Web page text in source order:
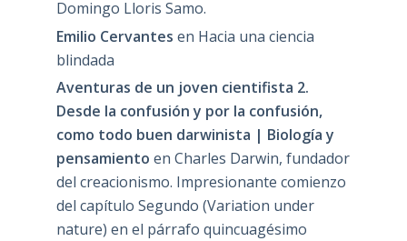
Domingo Lloris Samo.
Emilio Cervantes en Hacia una ciencia
blindada
Aventuras de un joven cientifista 2.
Desde la confusión y por la confusión,
como todo buen darwinista | Biología y
pensamiento en Charles Darwin, fundador
del creacionismo. Impresionante comienzo
del capítulo Segundo (Variation under
nature) en el párrafo quincuagésimo